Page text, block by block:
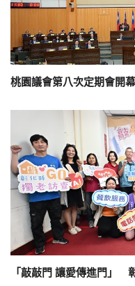
桃園議會第八次定期會開
「敲敲門 讓愛傳進門」